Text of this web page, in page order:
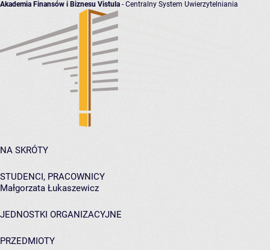
Akademia Finansów i Biznesu Vistula - Centralny System Uwierzytelniania
NA SKRÓTY
STUDENCI, PRACOWNICY
Małgorzata Łukaszewicz
JEDNOSTKI ORGANIZACYJNE
PRZEDMIOTY